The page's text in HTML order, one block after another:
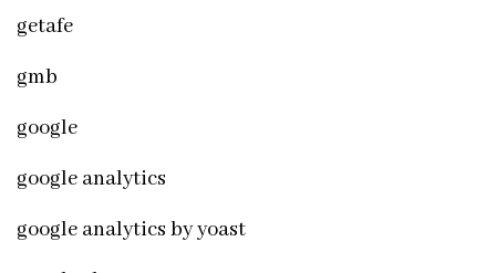
getafe
gmb
google
google analytics
google analytics by yoast